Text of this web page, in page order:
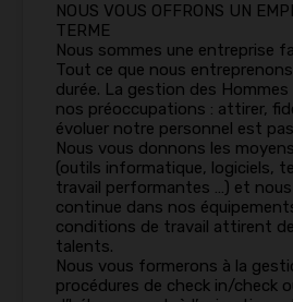
NOUS VOUS OFFRONS UN
TERME
Nous sommes une entreprise
Tout ce que nous
durée. La gestion des
nos préoccupations : attirer,
évoluer notre personnel est
Nous vous donnons les
(outils informatique, logiciels,
travail performantes …) et
continue dans nos
conditions de travail attirent
talents.
Nous vous formerons à la
procédures de check in/check